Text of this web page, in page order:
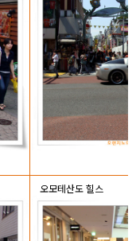
오모테산도 힐스